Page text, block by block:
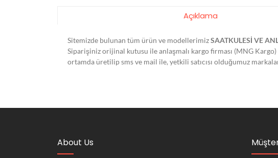
Açıklama
Sitemizde bulunan tüm ürün ve modellerimizSAATKULESİ VE
Siparişiniz orijinal kutusu ile anlaşmalı kargo firması (MNG
ortamda üretilip sms ve mail ile, yetkili satıcısı olduğumuz
About Us